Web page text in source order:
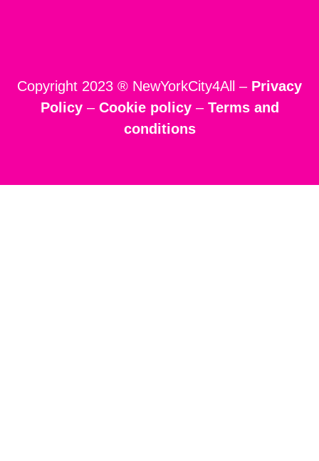
Copyright 2023 ® NewYorkCity4All – Privacy
Policy– Cookie policy– Terms and
conditions